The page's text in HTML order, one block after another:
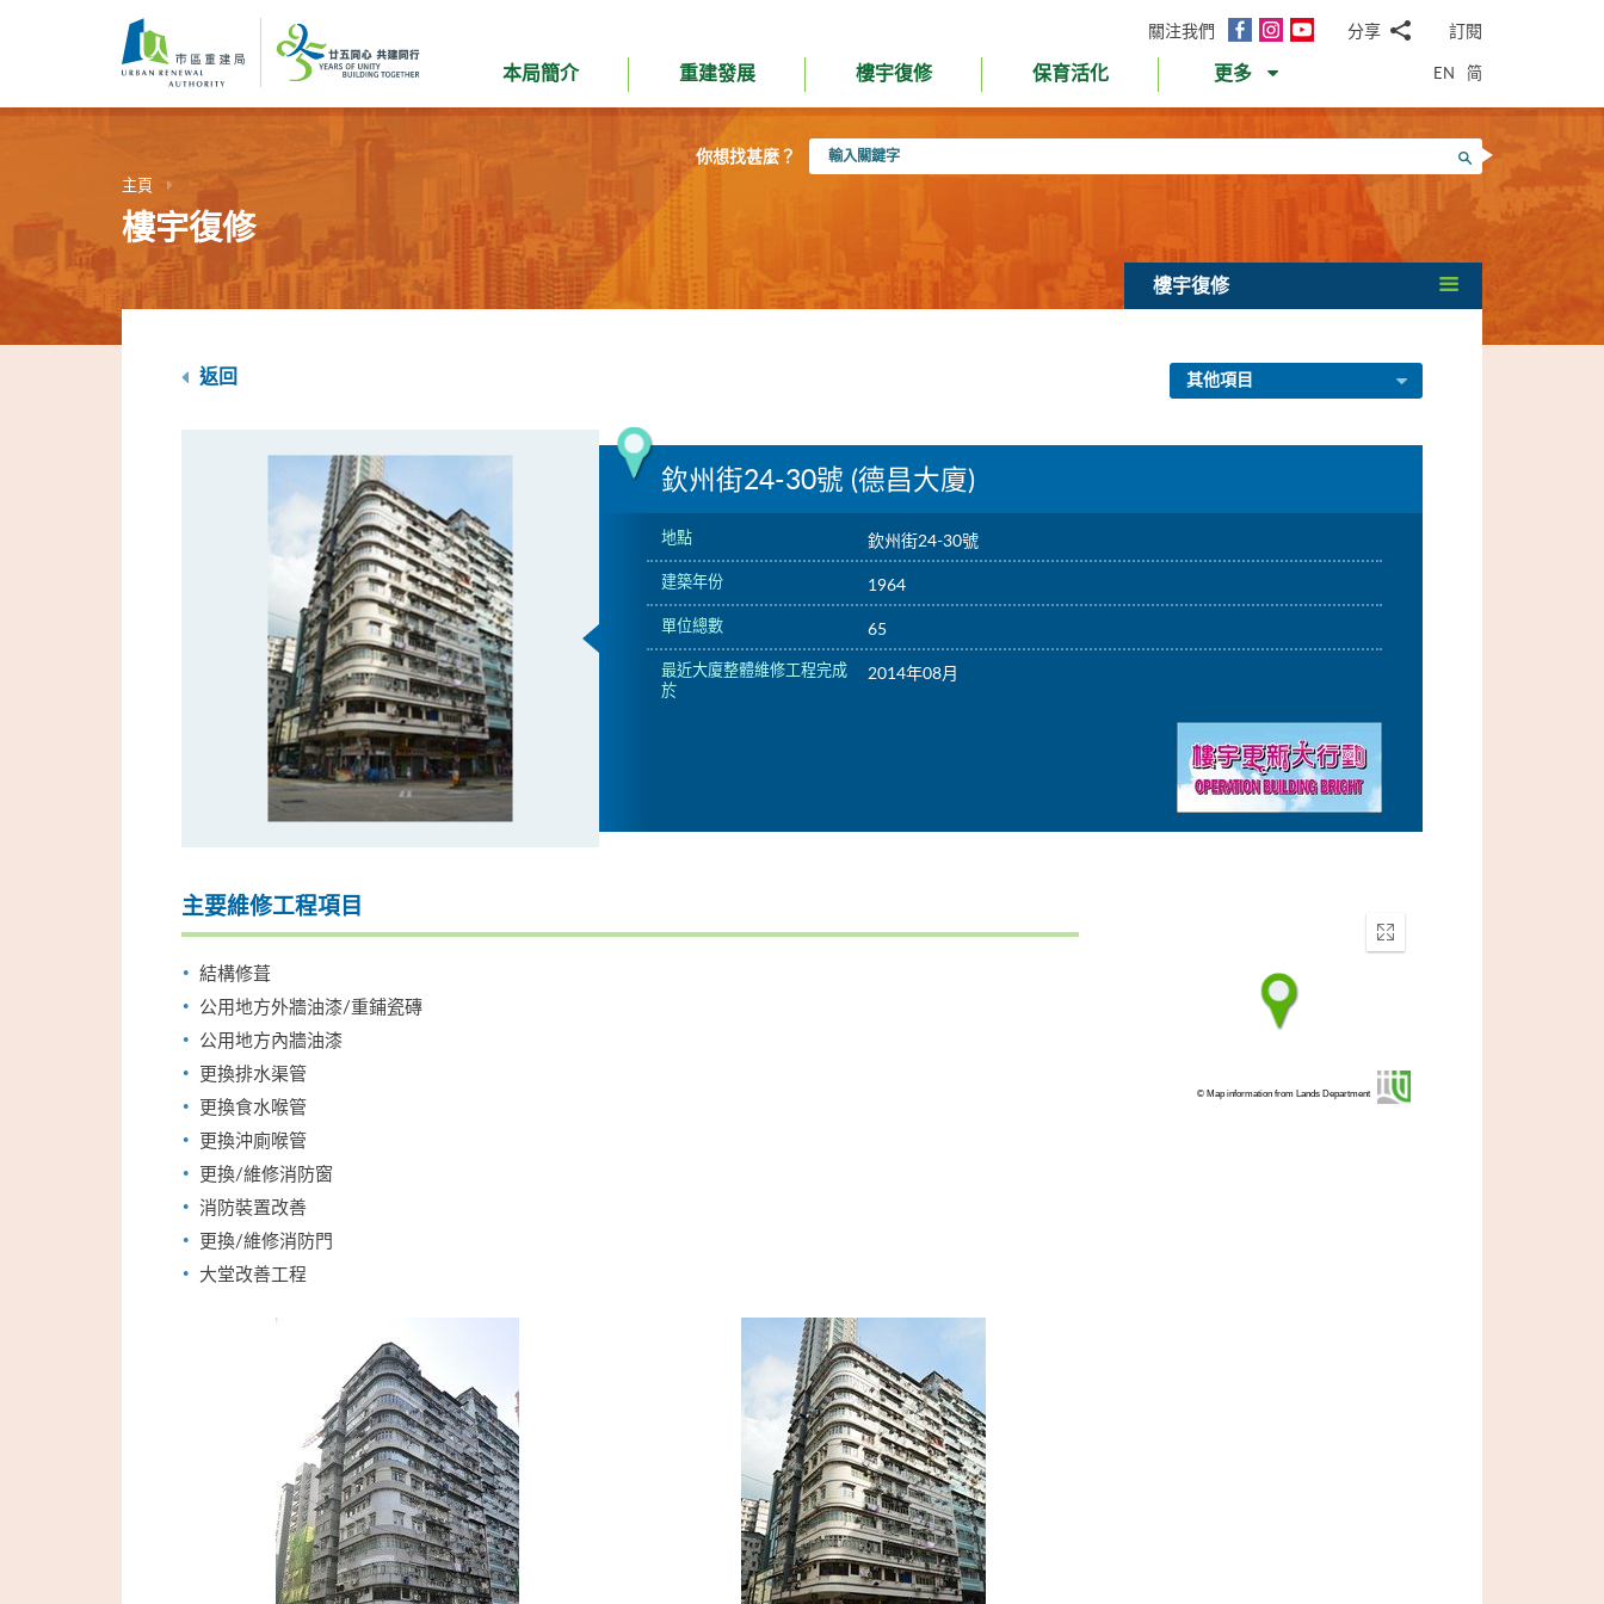
內
關注我們
面
InstagramYouTube分享
郵WhatsApp
微
信
面
書Twitter
LinkedIn
微
訂閱
本局簡介 重建發展 樓宇復修 保育活化 更多 EN 简
你想找甚麼？
入
搜尋
主頁
樓宇復修
樓宇復修
返回 其他項目
欽州街24-30號 (德昌大廈)
地點 欽州街24-30號
建築年份 1964
單位總數 65
最近大廈整體維修工程完成
於
2014年08月
主要維修工程項目
結構修葺
公用地方外牆油漆/重鋪瓷磚
公用地方內牆油漆
更換排水渠管
更換食水喉管
更換沖廁喉管
更換/維修消防窗
消防裝置改善
更換/維修消防門
大堂改善工程
Enter
fullscreen
© Map information from Lands Department